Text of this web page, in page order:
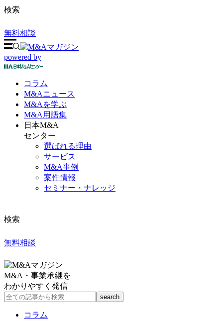
検索
無料相談
powered by
コラム
M&Aニュース
M&Aを学ぶ
M&A 用語集
日本M&A
センター
選ばれる理由
サービス
M&A事例
案件情報
セミナー・ナレッジ
検索
無料相談
M&A・事業承継を
わかりやすく発信
コラム